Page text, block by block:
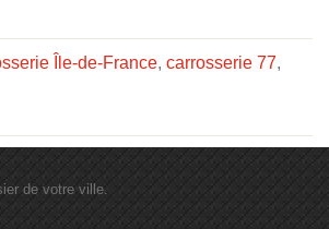
Île-de-France, carrosserie 77,
de votre ville.